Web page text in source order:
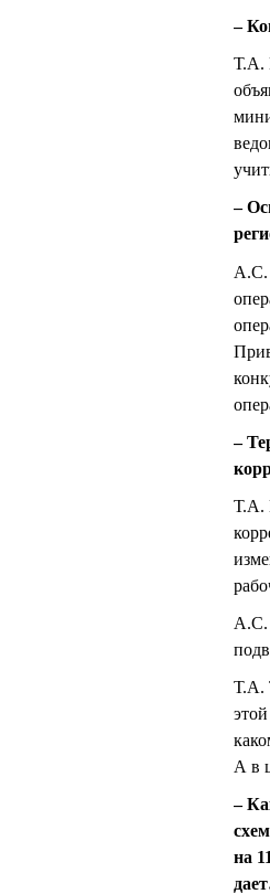
–
Т.А.
–
А.С.
–
Т.А.
А.С.
Т.А.
А в
–
на